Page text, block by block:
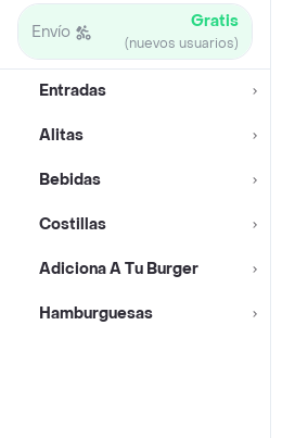
Envío Gratis
(nuevos usuarios)
Entradas
Alitas
Bebidas
Costillas
Adiciona A Tu Burger
Hamburguesas